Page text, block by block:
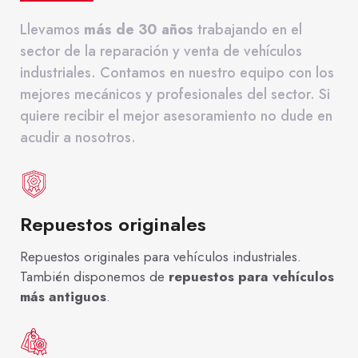
no dude en acudir a nosotros.
Taller de camiones y
vehículos industriales
multimarca
Si está buscando un
Alcalá de Henareso un taller en la zona del
Corredor del Henares, acuda a nosotros.
EnTalleres Reveinle ofreceremos el mejor
servicio profesional en reparación de todo tipo
de vehículos industriales.
Como
Llevamos más de 30 años trabajando en el
sector de la reparación y venta de vehículos
industriales. Contamos en nuestro equipo con los
mejores mecánicos y profesionales del sector. Si
quiere recibir el mejor asesoramiento no dude en
acudir a nosotros.
Repuestos originales
Repuestos originales para vehículos industriales.
También disponemos de repuestos para vehículos
más antiguos.